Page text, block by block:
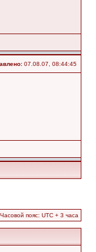
07.08.07, 08:44:45
Часовой пояс: UTC + 3 часа